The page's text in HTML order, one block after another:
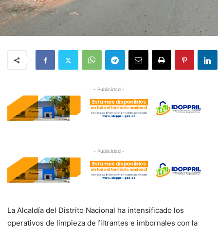
- Publicidad -
- Publicidad -
La Alcaldía del Distrito Nacional ha intensificado los
operativos de limpieza de filtrantes e imbornales con la